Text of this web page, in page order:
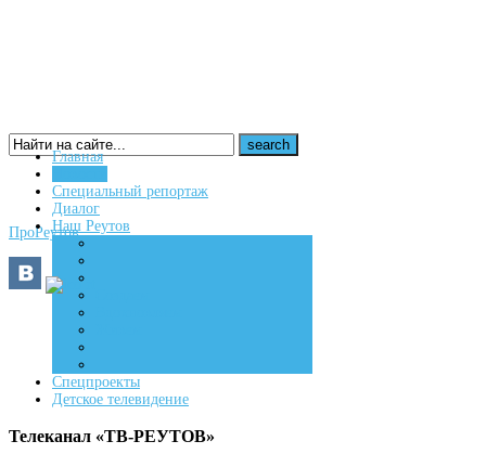
16+
ПроРеутов
Главная
Специальный репортаж
Диалог
Наш Реутов
Спецпроекты
Детское телевидение
Телеканал «ТВ-РЕУТОВ»